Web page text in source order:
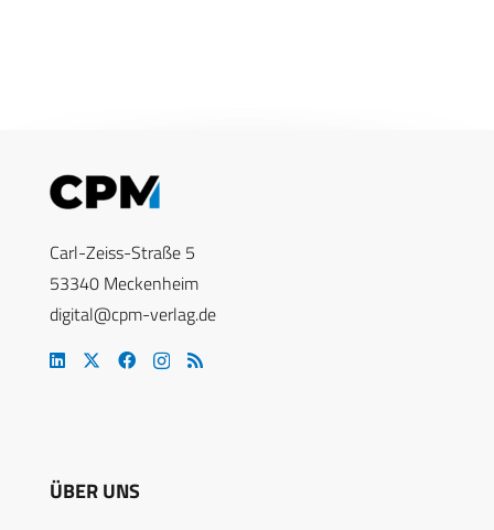
Carl-Zeiss-Straße 5
53340 Meckenheim
digital@cpm-verlag.de
ÜBER UNS